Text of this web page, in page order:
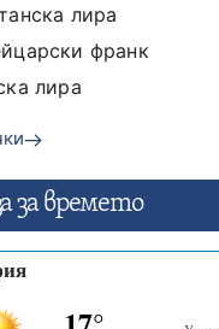
лира
франк
лира
за времето